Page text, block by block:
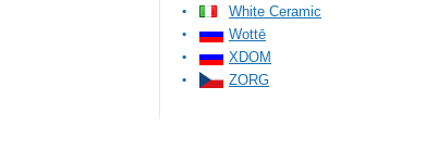
White Ceramic
Wottē
XDOM
ZORG